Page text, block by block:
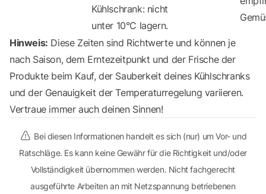
Kühlschrank: nicht
unter 10°C lagern.
Hinweis: Diese Zeiten sind Richtwerte und können je
nach Saison, dem Erntezeitpunkt und der Frische der
Produkte beim Kauf, der Sauberkeit deines Kühlschranks
und der Genauigkeit der Temperaturregelung variieren.
Vertraue immer auch deinen Sinnen!
Bei diesen Informationen handelt es sich (nur) um Vor- und
Ratschläge. Es kann keine Gewähr für die Richtigkeit und/oder
Vollständigkeit übernommen werden. Nicht fachgerecht
ausgeführte Arbeiten an mit Netzspannung betriebenen